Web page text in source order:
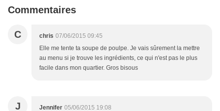
Commentaires
C chris 07/06/2015 09:45
Elle me tente ta soupe de poulpe. Je vais sûrement la mettre
au menu si je trouve les ingrédients, ce qui n'est pas le plus
facile dans mon quartier. Gros bisous
J Jennifer 05/06/2015 19:08